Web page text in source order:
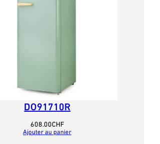
DO91710R
608.00CHF
Ajouter au panier